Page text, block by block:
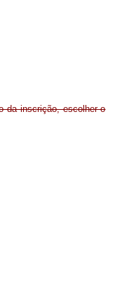
da inscrição, escolher o